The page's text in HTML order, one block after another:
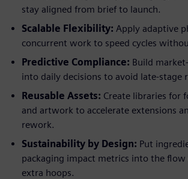
stay aligned from brief to launch.
Scalable Flexibility: Apply adaptive
concurrent work to speed cycles
Predictive Compliance: Build
into daily decisions to avoid late-stage
Reusable Assets: Create libraries for
and artwork to accelerate extensions
rework.
Sustainability by Design: Put
packaging impact metrics into the
extra hoops.